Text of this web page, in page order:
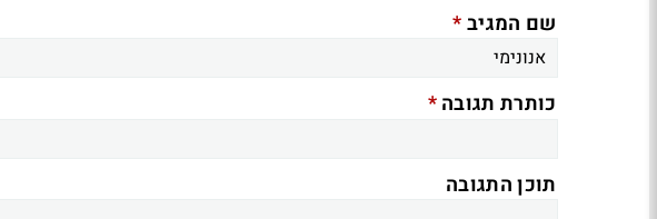
שם המגיב*
כותרת תגובה*
תוכן התגובה